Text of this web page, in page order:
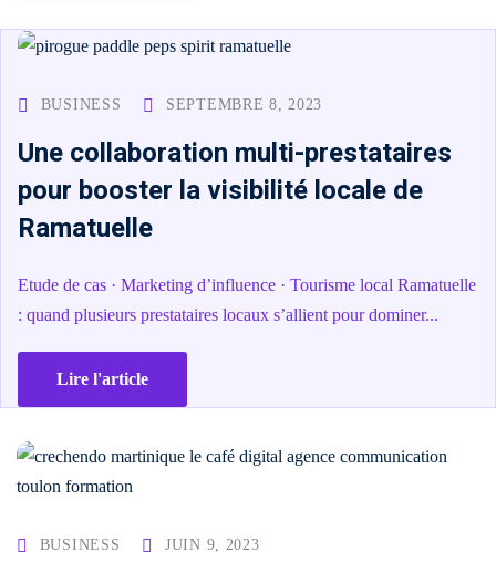
BUSINESS SEPTEMBRE 8, 2023
Une collaboration multi-prestataires
pour booster la visibilité locale de
Ramatuelle
Etude de cas · Marketing d’influence · Tourisme local Ramatuelle
: quand plusieurs prestataires locaux s’allient pour dominer...
Lire l'article
BUSINESS JUIN 9, 2023